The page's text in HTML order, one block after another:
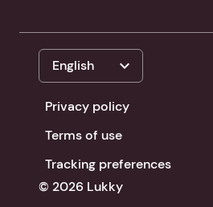
English expand_more
Privacy policy
Terms of use
Tracking preferences
© 2026 Lukky